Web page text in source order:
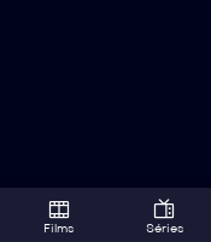
Films Séries